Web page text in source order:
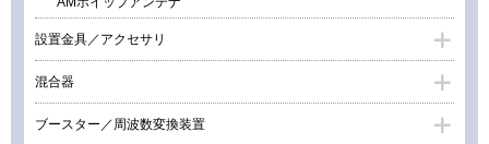
設置金具／アクセサリ
混合器
ブースター／周波数変換装置